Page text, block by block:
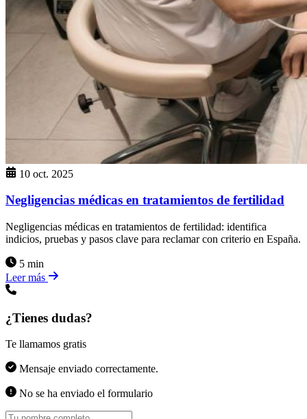
10 oct. 2025
Negligencias médicas en tratamientos de fertilidad
Negligencias médicas en tratamientos de fertilidad: identifica
indicios, pruebas y pasos clave para reclamar con criterio en España.
5 min
Leer más
¿Tienes dudas?
Te llamamos gratis
Mensaje enviado correctamente.
No se ha enviado el formulario